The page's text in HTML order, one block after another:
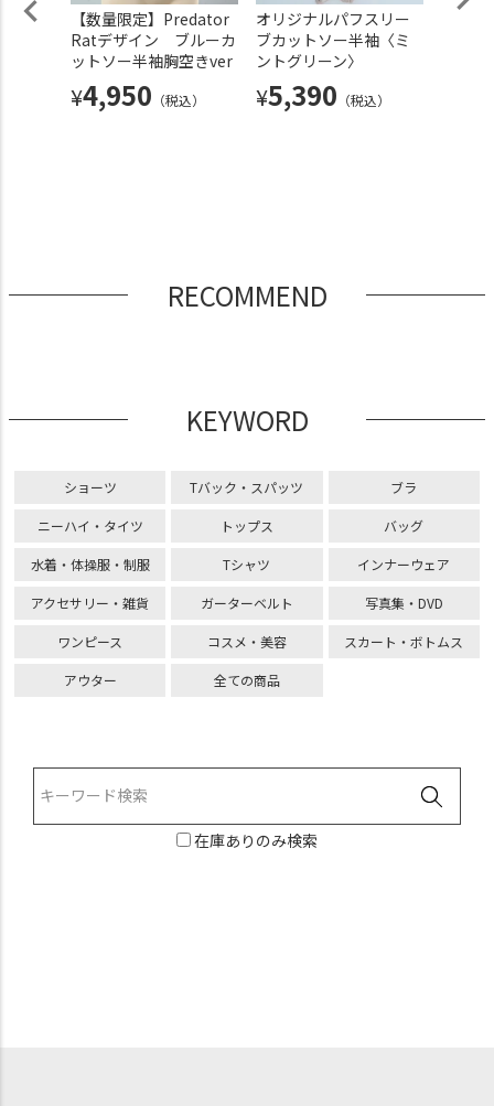
ッチ
【数量限定】Predator
Ratデザイン ブルーカ
ットソー半袖胸空きver
¥4,950 （税込）
オリジナルパフスリー
ブカットソー半袖〈ミ
ントグリーン〉
¥5,390 （税込）
RECOMMEND
KEYWORD
ショーツ Tバック・スパッツ ブラ
ニーハイ・タイツ トップス バッグ
水着・体操服・制服 Tシャツ インナーウェア
アクセサリー・雑貨 ガーターベルト 写真集・DVD
ワンピース コスメ・美容 スカート・ボトムス
アウター 全ての商品
在庫ありのみ検索